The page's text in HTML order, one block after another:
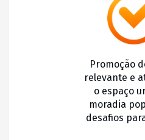
Promoção
relevante e
o espaço
moradia
desafios